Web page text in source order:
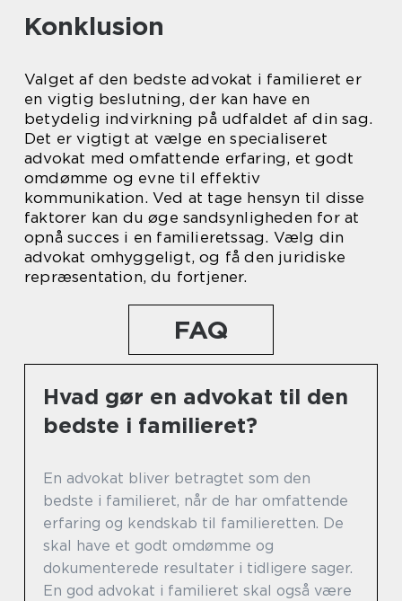
Konklusion
Valget af den bedste advokat i familieret er
en vigtig beslutning, der kan have en
betydelig indvirkning på udfaldet af din sag.
Det er vigtigt at vælge en specialiseret
advokat med omfattende erfaring, et godt
omdømme og evne til effektiv
kommunikation. Ved at tage hensyn til disse
faktorer kan du øge sandsynligheden for at
opnå succes i en familieretssag. Vælg din
advokat omhyggeligt, og få den juridiske
repræsentation, du fortjener.
FAQ
Hvad gør en advokat til den
bedste i familieret?
En advokat bliver betragtet som den
bedste i familieret, når de har omfattende
erfaring og kendskab til familieretten. De
skal have et godt omdømme og
dokumenterede resultater i tidligere sager.
En god advokat i familieret skal også være